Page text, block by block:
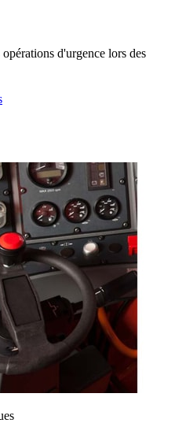
d'urgence lors des